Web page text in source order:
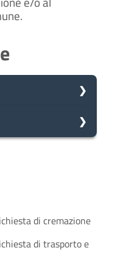
la tua
di
potrebbero
in carico
5 giorni.
di
di cremazione
di trasporto e